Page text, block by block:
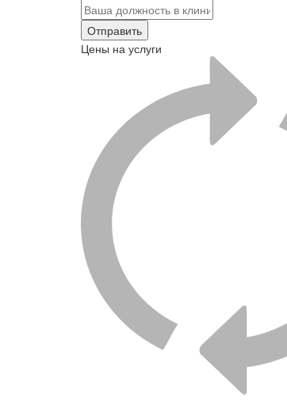
Отправить
Цены на услуги